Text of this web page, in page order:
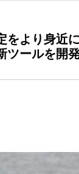
をより身
ールを開